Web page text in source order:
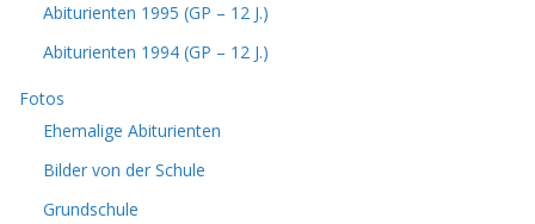
Abiturienten 1995 (GP – 12 J.)
Abiturienten 1994 (GP – 12 J.)
Fotos
Ehemalige Abiturienten
Bilder von der Schule
Grundschule